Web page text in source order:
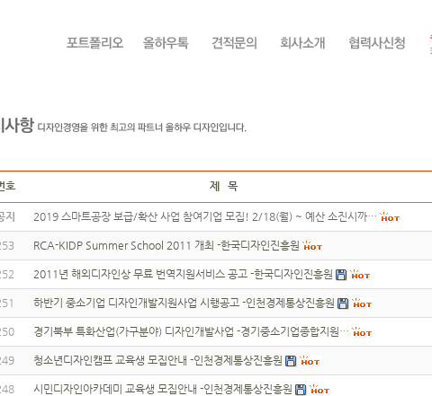
호
제 목
지 2019 스마트공장 보급/확산 사업 참여기업 모집! 2/18(월) ~ 예산 소진시까…
RCA-KIDP Summer School 2011 개최 -한국디자인진흥원
2011년 해외디자인상 무료 번역지원서비스 공고 -한국디자인진흥원
하반기 중소기업 디자인개발지원사업 시행공고 -인천경제통상진흥원
경기북부 특화산업(가구분야) 디자인개발사업 -경기중소기업종합지원…
청소년디자인캠프 교육생 모집안내 -인천경제통상진흥원
시민디자인아카데미 교육생 모집안내 -인천경제통상진흥원